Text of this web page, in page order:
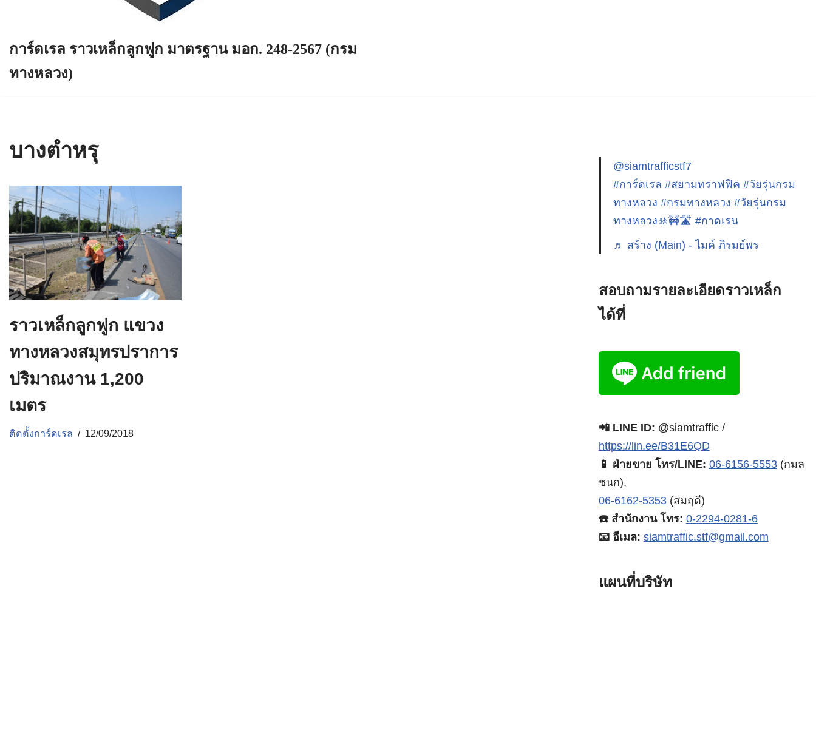
การ์ดเรล ราวเหล็กลูกฟูก มาตรฐาน มอก. 248-2567 (กรม
ทางหลวง)
บางตำหรุ
ราวเหล็กลูกฟูก แขวง
ทางหลวงสมุทรปราการ
ปริมาณงาน 1,200
เมตร
ติดตั้งการ์ดเรล 12/09/2018
@siamtrafficstf7
#การ์ดเรล #สยามทราฟฟิค #วัยรุ่นกรม
ทางหลวง #กรมทางหลวง #วัยรุ่นกรม
ทางหลวง🚸🚧🛣️ #กาดเรน
♬ สร้าง (Main) - ไมค์ ภิรมย์พร
สอบถามรายละเอียดราวเหล็ก
ได้ที่
📲 LINE ID: @siamtraffic /
https://lin.ee/B31E6QD
📱 ฝ่ายขาย โทร/LINE: 06-6156-5553(กมล
ชนก),
06-6162-5353(สมฤดี)
☎️ สำนักงาน โทร: 0-2294-0281-6
📧 อีเมล: siamtraffic.stf@gmail.com
แผนที่บริษัท